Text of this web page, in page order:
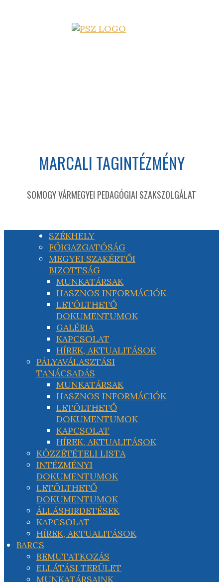
MARCALI TAGINTÉZMÉNY
SOMOGY VÁRMEGYEI PEDAGÓGIAI SZAKSZOLGÁLAT
SZÉKHELY
FŐIGAZGATÓSÁG
MEGYEI SZAKÉRTŐI
BIZOTTSÁG
MUNKATÁRSAK
HASZNOS INFORMÁCIÓK
LETÖLTHETŐ
DOKUMENTUMOK
GALÉRIA
KAPCSOLAT
HÍREK, AKTUALITÁSOK
PÁLYAVÁLASZTÁSI
TANÁCSADÁS
MUNKATÁRSAK
HASZNOS INFORMÁCIÓK
LETÖLTHETŐ
DOKUMENTUMOK
KAPCSOLAT
HÍREK, AKTUALITÁSOK
KÖZZÉTÉTELI LISTA
INTÉZMÉNYI
DOKUMENTUMOK
LETÖLTHETŐ
DOKUMENTUMOK
ÁLLÁSHIRDETÉSEK
KAPCSOLAT
HÍREK, AKTUALITÁSOK
BARCS
BEMUTATKOZÁS
ELLÁTÁSI TERÜLET
MUNKATÁRSAINK